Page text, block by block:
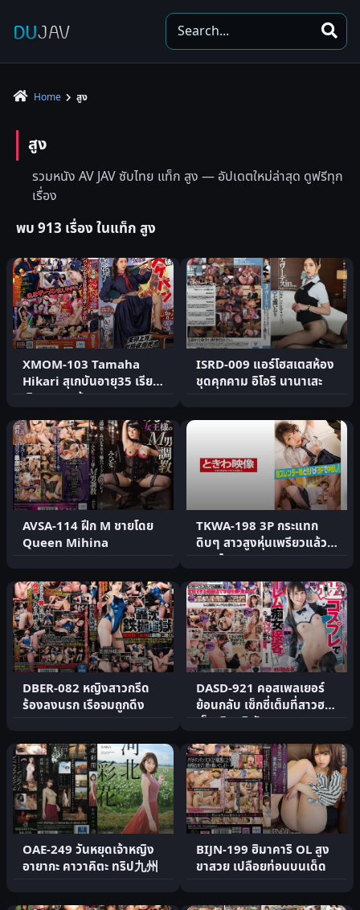
e
a
Home สูง
สูง
รวมหนัง AV JAV ซับไทย แท็ก สูง — อัปเดตใหม่ล่าสุด ดูฟรีทุก
เรื่อง
พบ 913 เรื่อง ในแท็ก สูง
XMOM-103 Tamaha
Hikari สุเกบันอายุ35 เรียก
เงินจากลูกน้อง
ISRD-009 แอร์โฮสเตสห้อง
ชุดคุกคาม อิโอริ นานาเสะ
AVSA-114 ฝึก M ชายโดย
Queen Mihina
TKWA-198 3P กระแทก
ดิบๆ สาวสูงหุ่นเพรียวแล้ว
แตกใน!
DBER-082 หญิงสาวกรีด
ร้องลงนรก เรือจมถูกดึง
DASD-921 คอสเพลเยอร์
ย้อนกลับ เซ็กซี่เต็มที่สาวฮาร์
เล็ม มินามิ ฮัตส.
OAE-249 วันหยุดเจ้าหญิง
อายากะ คาวาคิตะ ทริป九州
BIJN-199 ฮิมาคาริ OL สูง
ขาสวย เปลือยท่อนบนเด็ด